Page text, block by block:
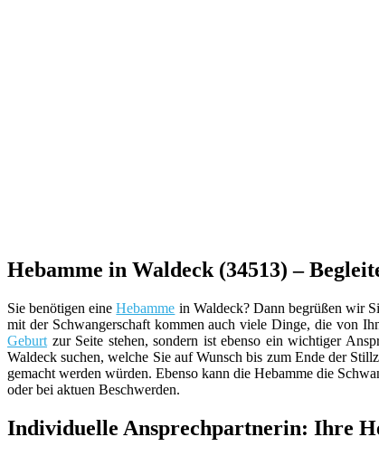
Hebamme in Waldeck (34513) –
Sie benötigen eineHebamme in Waldeck? Dann begrüßen wir
mit der Schwangerschaft kommen auch viele Dinge, die von
Geburt zur Seite stehen, sondern ist ebenso ein wichtiger
Waldeck suchen, welche Sie auf Wunsch bis zum Ende der
gemacht werden würden. Ebenso kann die Hebamme die
oder bei aktuen Beschwerden.
Individuelle Ansprechpartnerin: Ihre